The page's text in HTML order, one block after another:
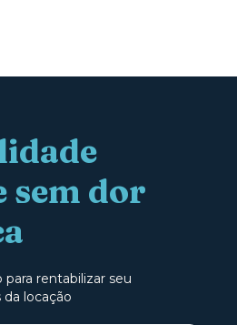
sem dor
rentabilizar seu
locação